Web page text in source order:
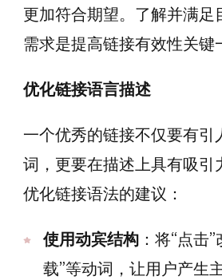
更加符合期望。了解并满足
需求是提高链接有效性关键
优化链接语言描述
一个优秀的链接不仅要有引
词，更要在描述上具有吸引
优化链接语法的建议：
使用动宾结构 ：将“点击
载”等动词，让用户产生